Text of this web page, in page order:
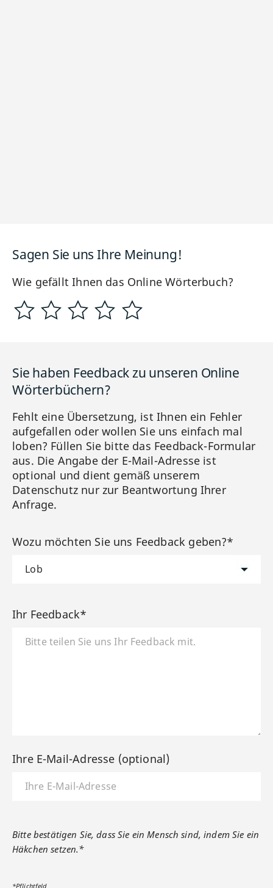
Sagen Sie uns Ihre Meinung!
Wie gefällt Ihnen das Online Wörterbuch?
Sie haben Feedback zu unseren Online
Wörterbüchern?
Fehlt eine Übersetzung, ist Ihnen ein Fehler
aufgefallen oder wollen Sie uns einfach mal
loben? Füllen Sie bitte das Feedback-Formular
aus. Die Angabe der E-Mail-Adresse ist
optional und dient gemäß unserem
Datenschutz nur zur Beantwortung Ihrer
Anfrage.
Wozu möchten Sie uns Feedback geben?*
Ihr Feedback*
Ihre E-Mail-Adresse (optional)
Bitte bestätigen Sie, dass Sie ein Mensch sind, indem Sie ein
Häkchen setzen.*
*Pflichtfeld